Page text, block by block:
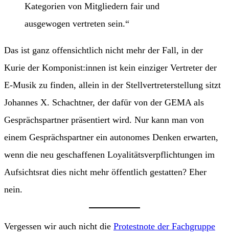
Kategorien von Mitgliedern fair und
ausgewogen vertreten sein.“
Das ist ganz offensichtlich nicht mehr der Fall, in der
Kurie der Komponist:innen ist kein einziger Vertreter der
E-Musik zu finden, allein in der Stellvertreterstellung sitzt
Johannes X. Schachtner, der dafür von der GEMA als
Gesprächspartner präsentiert wird. Nur kann man von
einem Gesprächspartner ein autonomes Denken erwarten,
wenn die neu geschaffenen Loyalitätsverpflichtungen im
Aufsichtsrat dies nicht mehr öffentlich gestatten? Eher
nein.
Vergessen wir auch nicht die Protestnote der Fachgruppe